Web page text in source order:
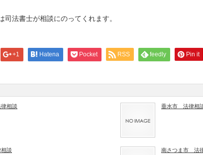
司法書士が相談にのってくれます。
+1 Hatena Pocket RSS feedly Pin it
相談 垂水市 法律相
談 南さつま市 法